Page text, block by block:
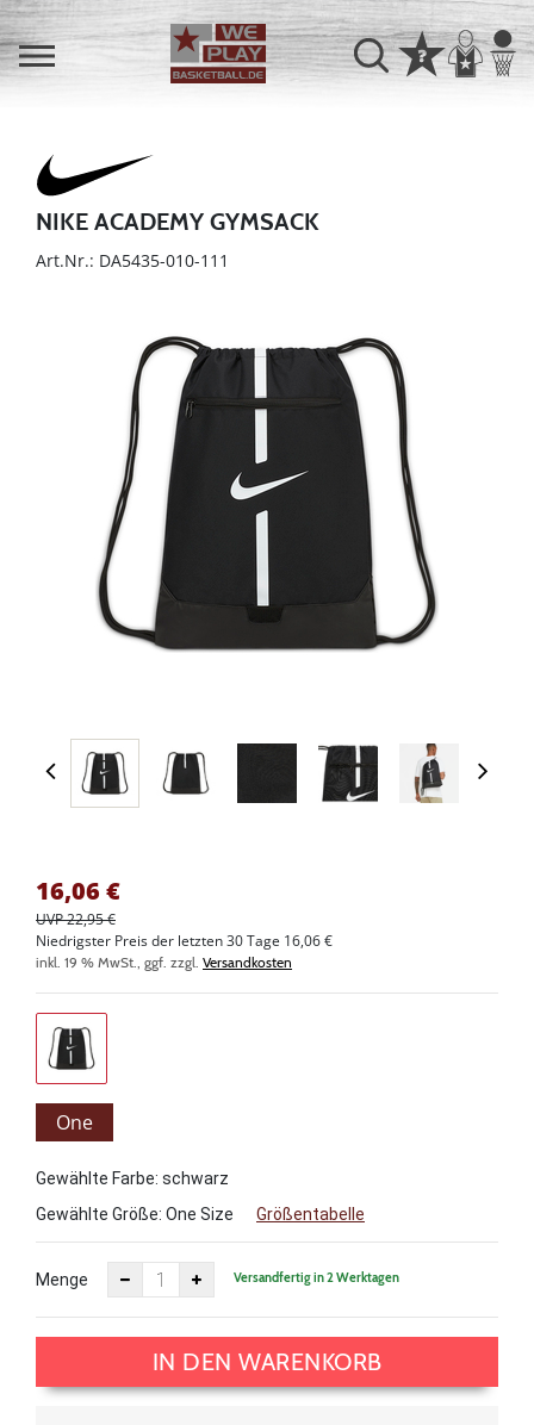
NIKE ACADEMY GYMSACK
Art.Nr.: DA5435-010-111
16,06 €
UVP 22,95 €
Niedrigster Preis der letzten 30 Tage 16,06 €
inkl. 19 % MwSt., ggf. zzgl. Versandkosten
One
Gewählte Farbe: schwarz
Gewählte Größe: One Size Größentabelle
Menge Versandfertig in 2 Werktagen
IN DEN WARENKORB